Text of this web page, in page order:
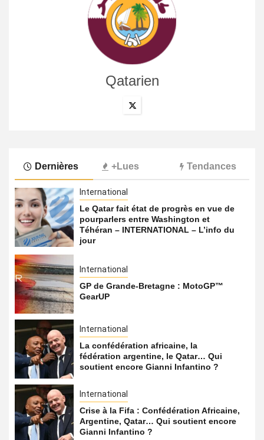
Qatarien
Dernières +Lues Tendances
International
Le Qatar fait état de progrès en vue de
pourparlers entre Washington et
Téhéran – INTERNATIONAL – L’info du
jour
International
GP de Grande-Bretagne : MotoGP™
GearUP
International
La confédération africaine, la
fédération argentine, le Qatar… Qui
soutient encore Gianni Infantino ?
International
Crise à la Fifa : Confédération Africaine,
Argentine, Qatar… Qui soutient encore
Gianni Infantino ?